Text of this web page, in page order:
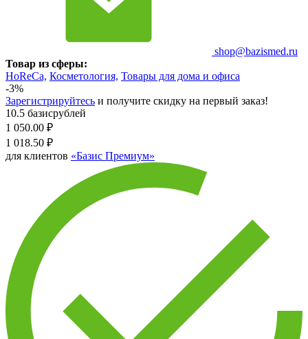
shop@bazismed.ru
Товар из сферы:
HoReCa, Косметология, Товары для дома и офиса
-3%
Зарегистрируйтесь и получите скидку на первый заказ!
10.5 базисрублей
1 050.00 ₽
1 018.50 ₽
для клиентов «Базис Премиум»